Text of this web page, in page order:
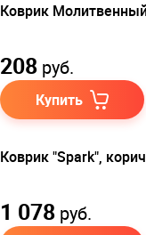
Коврик
208 руб.
Купить
Коврик "Spark",
1 078 руб.